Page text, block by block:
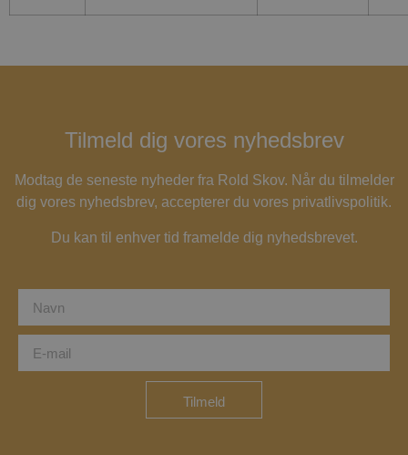
Tilmeld dig vores nyhedsbrev
Modtag de seneste nyheder fra Rold Skov. Når du tilmelder
dig vores nyhedsbrev, accepterer du vores privatlivspolitik.
Du kan til enhver tid framelde dig nyhedsbrevet.
Tilmeld